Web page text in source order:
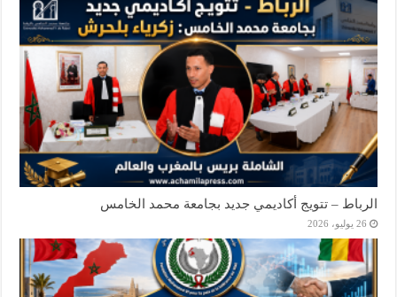
الرباط – تتويج أكاديمي جديد بجامعة محمد الخامس
26 يوليو، 2026